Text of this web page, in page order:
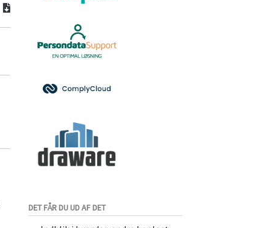
DET FÅR DU UD AF DET